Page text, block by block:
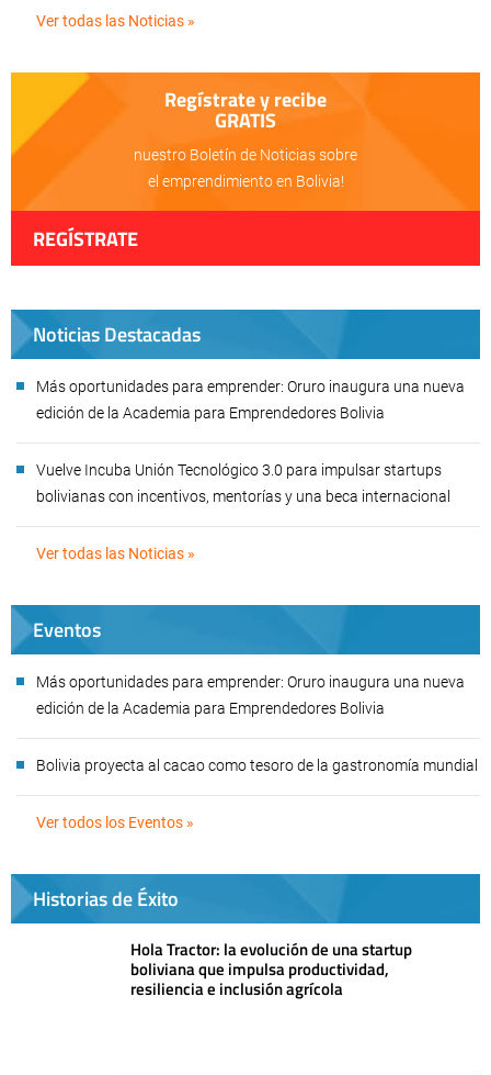
Ver todas las Noticias »
Regístrate y recibe
GRATIS
nuestro Boletín de Noticias sobre
el emprendimiento en Bolivia!
REGÍSTRATE
Noticias Destacadas
Más oportunidades para emprender: Oruro inaugura una nueva
edición de la Academia para Emprendedores Bolivia
Vuelve Incuba Unión Tecnológico 3.0 para impulsar startups
bolivianas con incentivos, mentorías y una beca internacional
Ver todas las Noticias »
Eventos
Más oportunidades para emprender: Oruro inaugura una nueva
edición de la Academia para Emprendedores Bolivia
Bolivia proyecta al cacao como tesoro de la gastronomía mundial
Ver todos los Eventos »
Historias de Éxito
Hola Tractor: la evolución de una startup
boliviana que impulsa productividad,
resiliencia e inclusión agrícola